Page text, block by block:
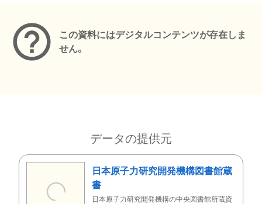
この資料にはデジタルコンテンツが存在しま
せん。
データの提供元
日本原子力研究開発機構図書館蔵
書
日本原子力研究開発機構の中央図書館所蔵資